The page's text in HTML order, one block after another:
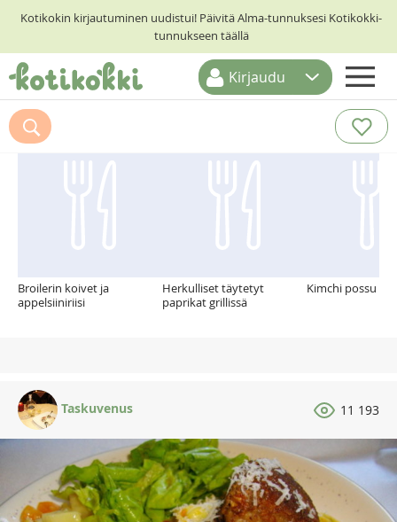
Kotikokin kirjautuminen uudistui! Päivitä Alma-tunnuksesi Kotikokki-
tunnukseen täällä
ETUSIVU
RESEPTIHAKU
Kirjaudu
Suosittelemme myös
Broilerin koivet ja
appelsiiniriisi
Herkulliset täytetyt
paprikat grillissä
Kimchi possu
Taskuvenus 11 193